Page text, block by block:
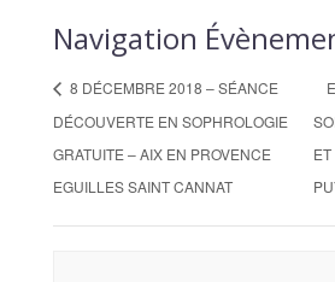
Navigation
8 DÉCEMBRE 2018 – SÉANCE
DÉCOUVERTE EN SOPHROLOGIE
GRATUITE – AIX EN PROVENCE
EGUILLES SAINT CANNAT